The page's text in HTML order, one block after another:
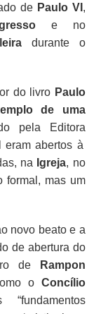
de Paulo VI ,
e no
durante o
do livro Paulo
de uma
pela Editora
eram abertos à
na Igreja, no
formal, mas um
novo beato e a
de abertura do
de
Rampon
o Concílio